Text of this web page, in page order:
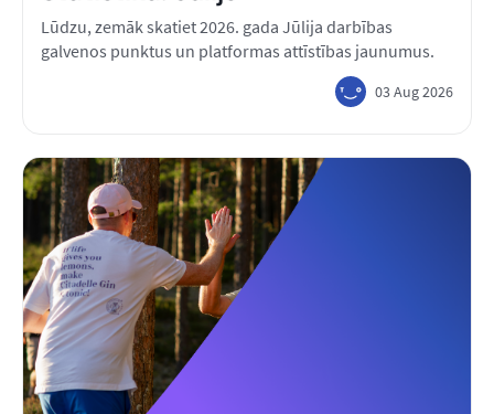
Lūdzu, zemāk skatiet 2026. gada Jūlija darbības
galvenos punktus un platformas attīstības jaunumus.
03 Aug 2026